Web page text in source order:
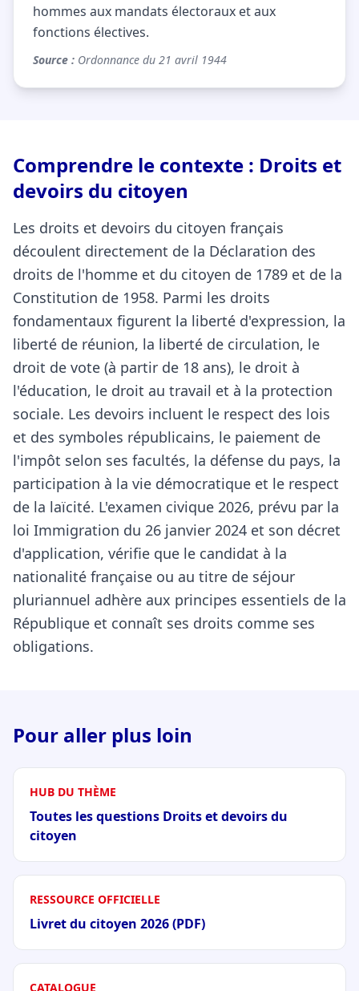
hommes aux mandats électoraux et aux
fonctions électives.
Source : Ordonnance du 21 avril 1944
Comprendre le contexte : Droits et
devoirs du citoyen
Les droits et devoirs du citoyen français
découlent directement de la Déclaration des
droits de l'homme et du citoyen de 1789 et de la
Constitution de 1958. Parmi les droits
fondamentaux figurent la liberté d'expression, la
liberté de réunion, la liberté de circulation, le
droit de vote (à partir de 18 ans), le droit à
l'éducation, le droit au travail et à la protection
sociale. Les devoirs incluent le respect des lois
et des symboles républicains, le paiement de
l'impôt selon ses facultés, la défense du pays, la
participation à la vie démocratique et le respect
de la laïcité. L'examen civique 2026, prévu par la
loi Immigration du 26 janvier 2024 et son décret
d'application, vérifie que le candidat à la
nationalité française ou au titre de séjour
pluriannuel adhère aux principes essentiels de la
République et connaît ses droits comme ses
obligations.
Pour aller plus loin
HUB DU THÈME
Toutes les questions Droits et devoirs du
citoyen
RESSOURCE OFFICIELLE
Livret du citoyen 2026 (PDF)
CATALOGUE